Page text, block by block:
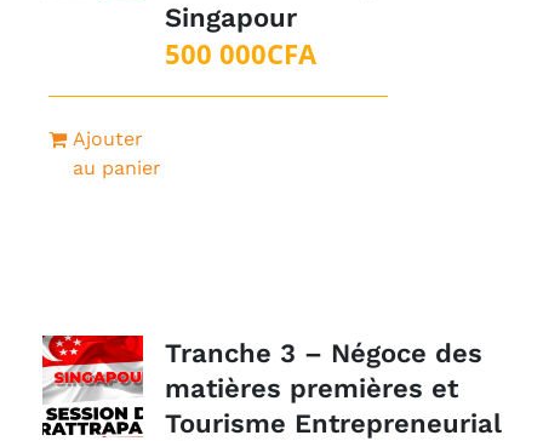
Singapour
500 000CFA
Ajouter
au panier
Tranche 3 – Négoce des
matières premières et
Tourisme Entrepreneurial